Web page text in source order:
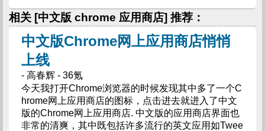
相关 [中文版 chrome 应用商店] 推荐：
中文版Chrome网上应用商店悄悄
上线
- 高春辉 - 36氪
今天我打开Chrome浏览器的时候发现其中多了一个C
hrome网上应用商店的图标，点击进去就进入了中文
版的Chrome网上应用商店. 中文版的应用商店界面也
非常的清爽，其中既包括许多流行的英文应用如Twee